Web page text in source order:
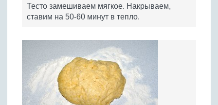
Тесто замешиваем мягкое. Накрываем,
ставим на 50-60 минут в тепло.